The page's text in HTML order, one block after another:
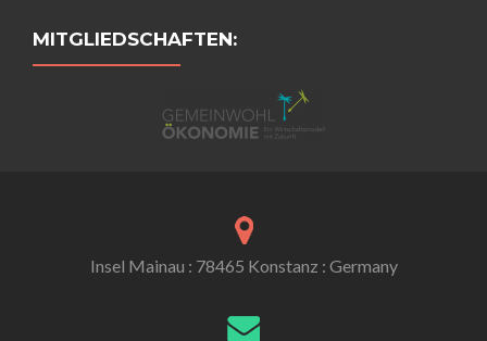
MITGLIEDSCHAFTEN:
Insel Mainau : 78465 Konstanz : Germany